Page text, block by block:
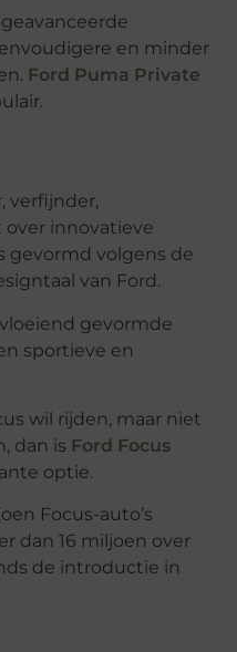
en minder
Ford Puma Private
verfijnder,
innovatieve
gevormd volgens de
van Ford.
gevormde
sportieve en
wil rijden, maar niet
dan is Ford Focus
optie.
Focus-auto’s
dan 16 miljoen over
de introductie in